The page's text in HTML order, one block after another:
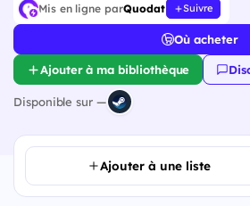
Mis en ligne parQuodat Suivre
Où acheter
Ajouter à ma bibliothèque
Disponible sur —
Ajouter à une liste